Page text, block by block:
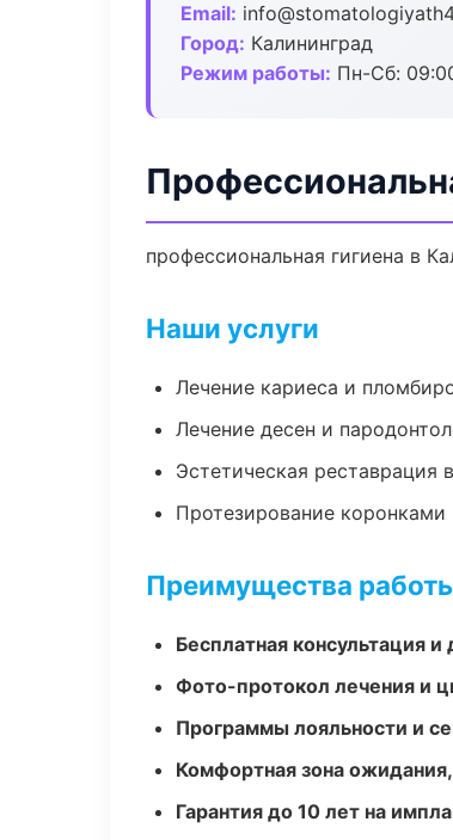
Email:
Город: Калининград
Режим работы: Пн-Сб:
профессиональная гигиена в
Наши услуги
Лечение кариеса и
Лечение десен и
Эстетическая реставрация
Протезирование
Преимущества
Бесплатная консультация
Фото-протокол лечения и
Программы лояльности и
Комфортная зона
Гарантия до 10 лет на